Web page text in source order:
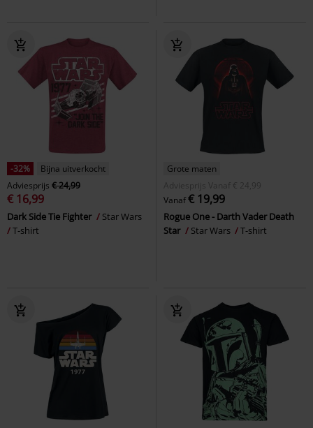
-32%
Bijna uitverkocht
Adviesprijs € 24,99
€ 16,99
Dark Side Tie Fighter
Star Wars
T-shirt
Grote maten
Adviesprijs
Vanaf € 24,99
Vanaf€ 19,99
Rogue One - Darth Vader Death
Star
Star Wars T-shirt